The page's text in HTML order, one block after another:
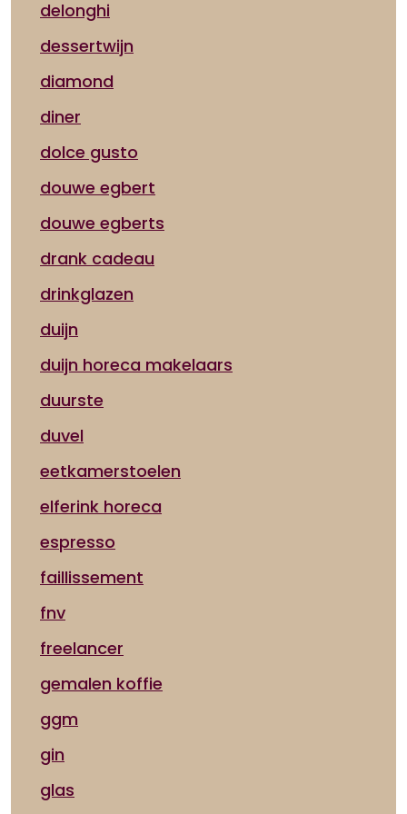
delonghi
dessertwijn
diamond
diner
dolce gusto
douwe egbert
douwe egberts
drank cadeau
drinkglazen
duijn
duijn horeca makelaars
duurste
duvel
eetkamerstoelen
elferink horeca
espresso
faillissement
fnv
freelancer
gemalen koffie
ggm
gin
glas